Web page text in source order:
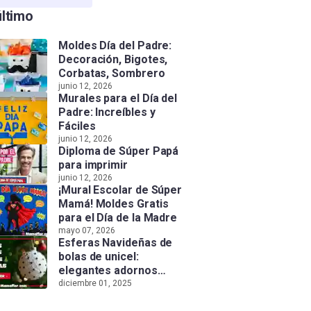
Moldes Día del Padre:
Decoración, Bigotes,
Corbatas, Sombrero
junio 12, 2026
Murales para el Día del
Padre: Increíbles y
Fáciles
junio 12, 2026
Diploma de Súper Papá
para imprimir
junio 12, 2026
¡Mural Escolar de Súper
Mamá! Moldes Gratis
para el Día de la Madre
mayo 07, 2026
Esferas Navideñas de
bolas de unicel:
elegantes adornos
hechos a mano
diciembre 01, 2025